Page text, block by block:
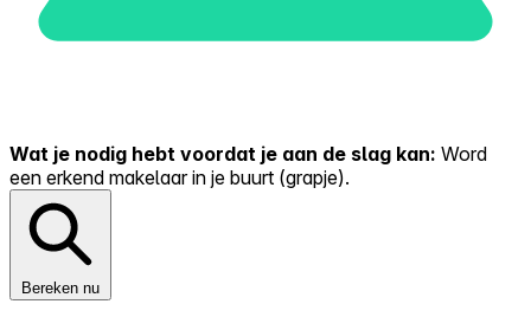
Wat je nodig hebt voordat je aan de slag kan: Word
een erkend makelaar in je buurt (grapje).
Bereken nu